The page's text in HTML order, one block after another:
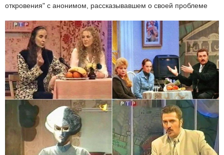
откровения" с анонимом, рассказывавшем о своей проблеме